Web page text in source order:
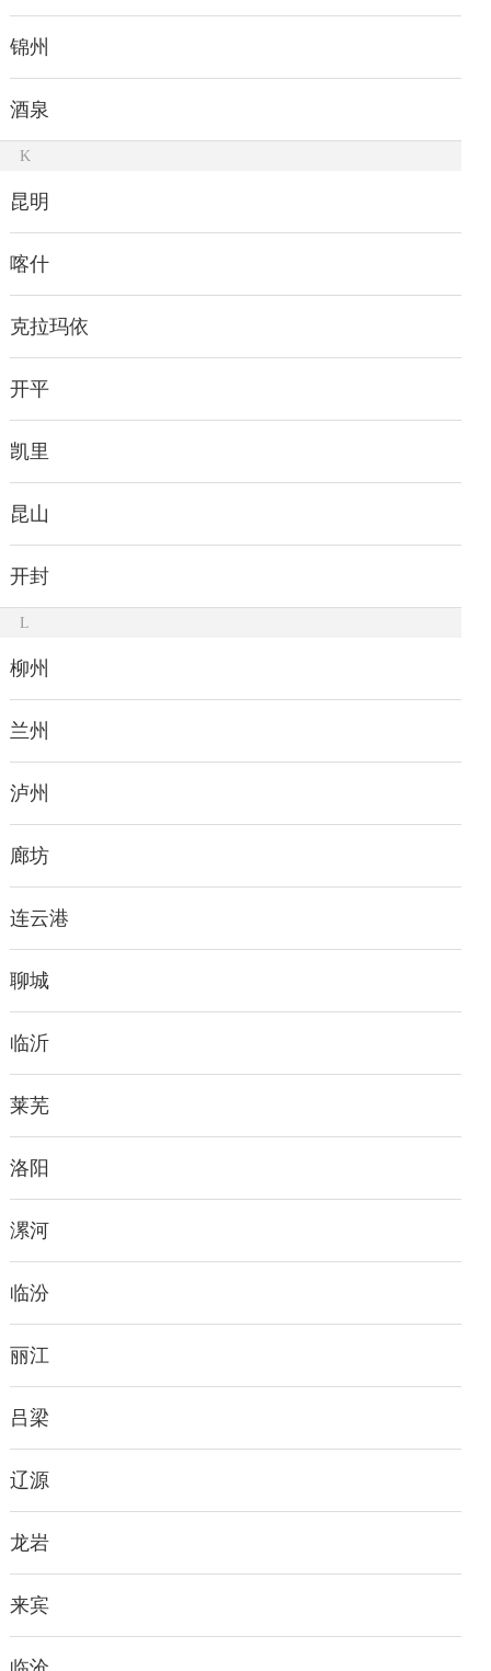
锦州
酒泉
K
昆明
喀什
克拉玛依
开平
凯里
昆山
开封
L
柳州
兰州
泸州
廊坊
连云港
聊城
临沂
莱芜
洛阳
漯河
临汾
丽江
吕梁
辽源
龙岩
来宾